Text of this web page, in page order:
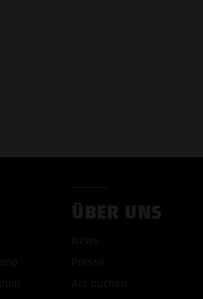
ALLE COOKIES
ÜBER UNS
News
Presse
Act buchen